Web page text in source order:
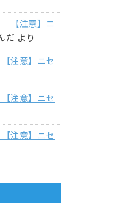
【注意】ニ
だ より
注意】ニセ
注意】ニセ
注意】ニセ